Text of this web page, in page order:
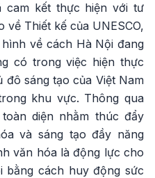
cam kết thực hiện với tư
Thiết kế của UNESCO,
về cách Hà Nội đang
có trong việc hiện thực
sáng tạo của Việt Nam
khu vực. Thông qua
diện nhằm thúc đẩy
và sáng tạo đầy năng
văn hóa là động lực cho
bằng cách huy động sức